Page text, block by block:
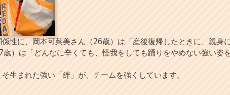
に、岡本可菜美さん（26歳）は「産後復帰したときに、親身
）は「どんなに辛くても、怪我をしても踊りをやめない強い姿
生まれた強い「絆」が、チームを強くしています。